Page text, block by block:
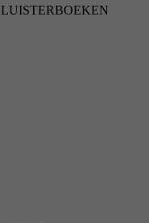
LUISTERBOEKEN